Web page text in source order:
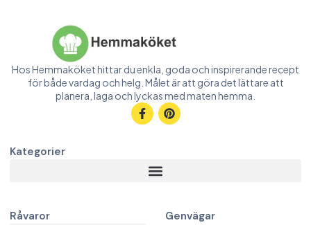
Hos Hemmaköket hittar du enkla, goda och inspirerande recept
för både vardag och helg. Målet är att göra det lättare att
planera, laga och lyckas med maten hemma.
Kategorier
Råvaror Genvägar